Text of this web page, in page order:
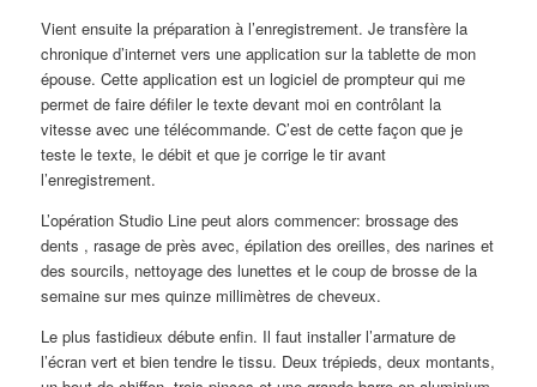
Vient ensuite la préparation à l’enregistrement. Je transfère la
chronique d’internet vers une application sur la tablette de mon
épouse. Cette application est un logiciel de prompteur qui me
permet de faire défiler le texte devant moi en contrôlant la
vitesse avec une télécommande. C’est de cette façon que je
teste le texte, le débit et que je corrige le tir avant
l’enregistrement.
L’opération Studio Line peut alors commencer: brossage des
dents , rasage de près avec, épilation des oreilles, des narines et
des sourcils, nettoyage des lunettes et le coup de brosse de la
semaine sur mes quinze millimètres de cheveux.
Le plus fastidieux débute enfin. Il faut installer l’armature de
l’écran vert et bien tendre le tissu. Deux trépieds, deux montants,